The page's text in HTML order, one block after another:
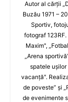
Autor al cărţii
Buzău 1971 –
Sportiv,
fotograf
Maxim",
„Arena
spatele uşilor
vacanţă".
de poveste” şi
de evenimente